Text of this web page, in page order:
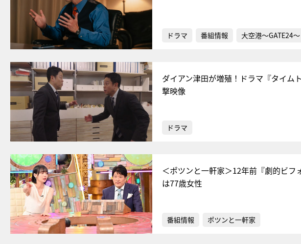
ドラマ 番組情報 大空港～GATE24～
ダイアン津田が増殖！ドラマ『タイム
撃映像
ドラマ
＜ポツンと一軒家＞12年前『劇的ビ
は77歳女性
番組情報 ポツンと一軒家